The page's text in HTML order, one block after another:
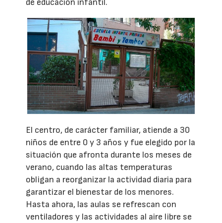
de educación infantil.
El centro, de carácter familiar, atiende a 30
niños de entre 0 y 3 años y fue elegido por la
situación que afronta durante los meses de
verano, cuando las altas temperaturas
obligan a reorganizar la actividad diaria para
garantizar el bienestar de los menores.
Hasta ahora, las aulas se refrescan con
ventiladores y las actividades al aire libre se